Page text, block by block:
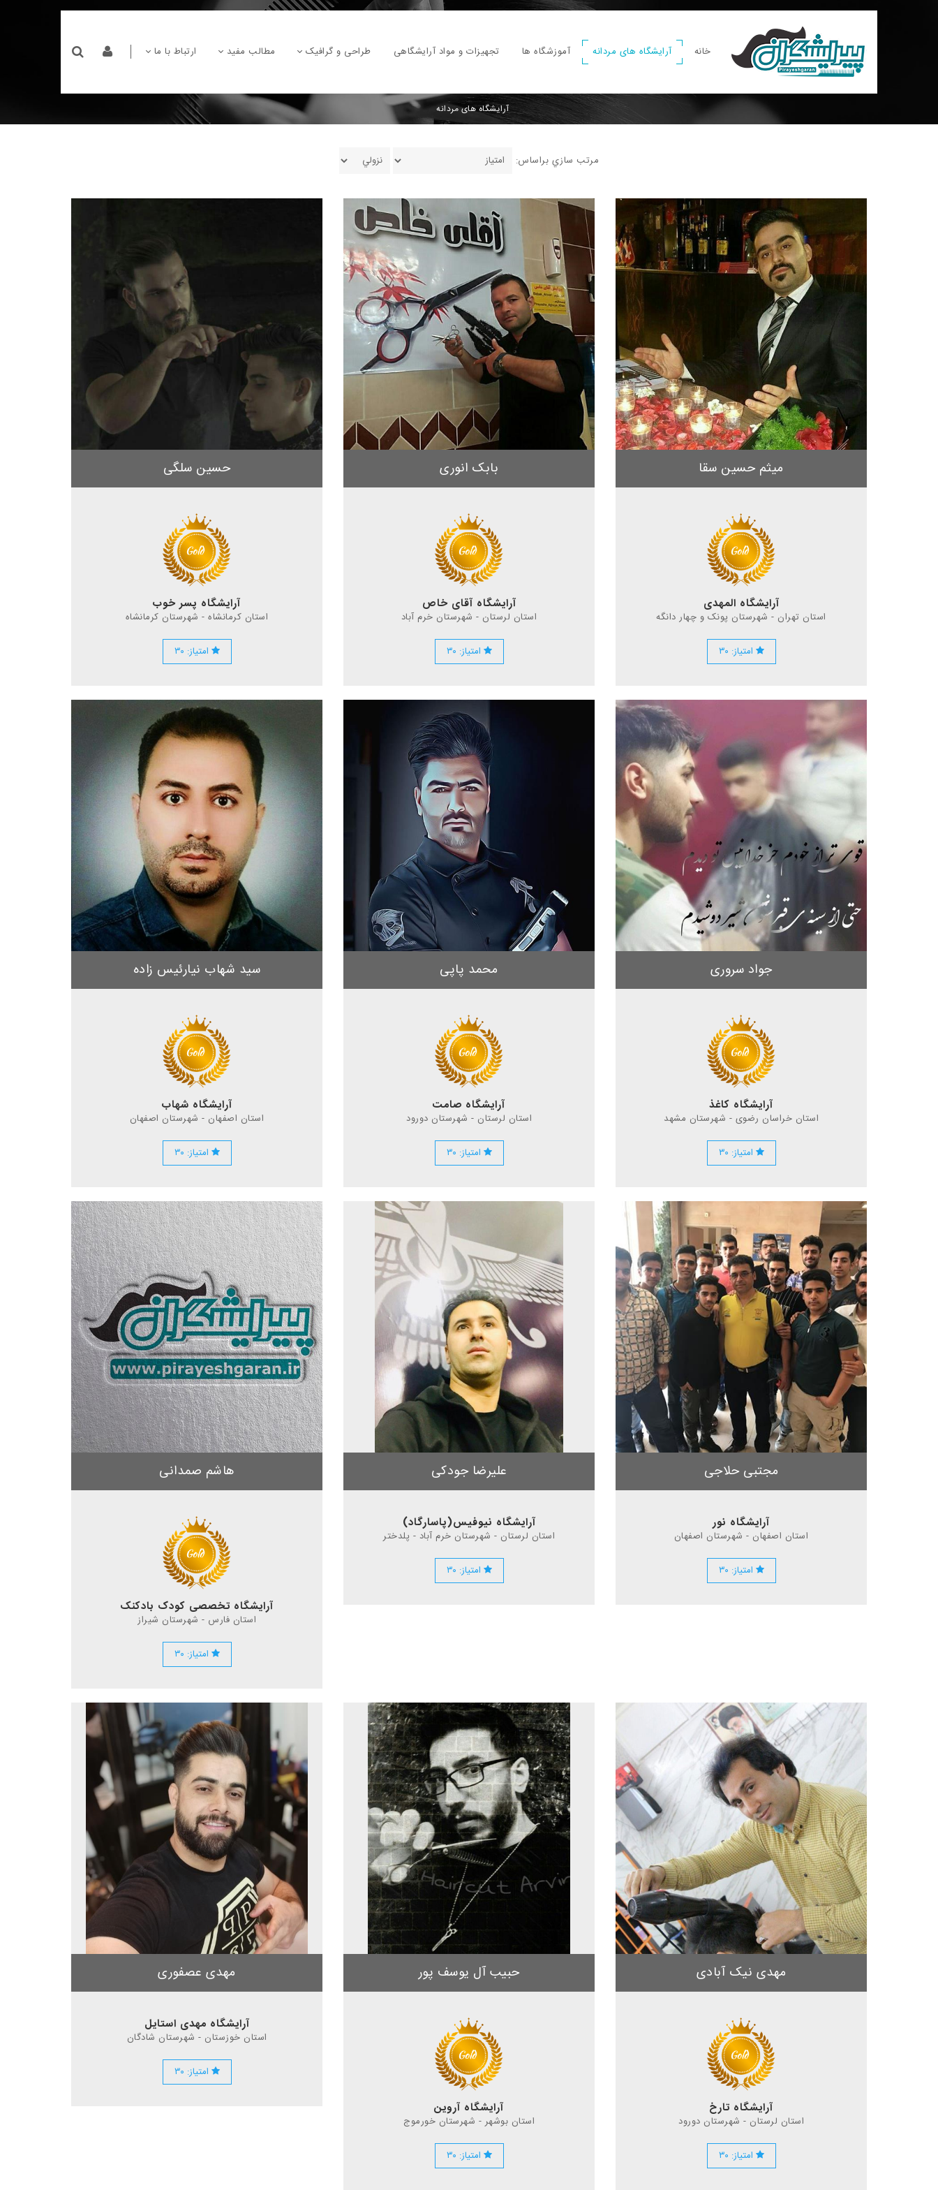
خانه آرایشگاه های مردانه آموزشگاه ها تجهیزات و مواد آرایشگاهی طراحی و گرافیک مطالب مفید ارتباط با ما
آرایشگاه های مردانه
مرتب سازي براساس:
میثم حسین سقا
آرایشگاه المهدی
استان تهران - شهرستان پونک و چهار دانگه
امتیاز: ۳۰
بابک انوری
آرایشگاه آقای خاص
استان لرستان - شهرستان خرم آباد
امتیاز: ۳۰
حسین سلگی
آرایشگاه پسر خوب
استان کرمانشاه - شهرستان کرمانشاه
امتیاز: ۳۰
جواد سروری
آرایشگاه کاغذ
استان خراسان رضوی - شهرستان مشهد
امتیاز: ۳۰
محمد پاپی
آرایشگاه صامت
استان لرستان - شهرستان دورود
امتیاز: ۳۰
سید شهاب نیارئیس زاده
آرایشگاه شهاب
استان اصفهان - شهرستان اصفهان
امتیاز: ۳۰
مجتبی حلاجی
آرایشگاه نور
استان اصفهان - شهرستان اصفهان
امتیاز: ۳۰
علیرضا جودکی
آرایشگاه نیوفیس(پاسارگاد)
استان لرستان - شهرستان خرم آباد - پلدختر
امتیاز: ۳۰
هاشم صمدانی
آرایشگاه تخصصی کودک بادکنک
استان فارس - شهرستان شیراز
امتیاز: ۳۰
مهدی نیک آبادی
آرایشگاه تارخ
استان لرستان - شهرستان دورود
امتیاز: ۳۰
حبیب آل یوسف پور
آرایشگاه آروین
استان بوشهر - شهرستان خورموج
امتیاز: ۳۰
مهدی عصفوری
آرایشگاه مهدی استایل
استان خوزستان - شهرستان شادگان
امتیاز: ۳۰